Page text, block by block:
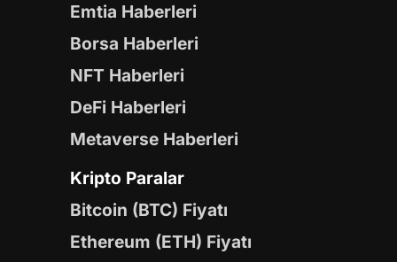
Emtia Haberleri
Borsa Haberleri
NFT Haberleri
DeFi Haberleri
Metaverse Haberleri
Kripto Paralar
Bitcoin (BTC) Fiyatı
Ethereum (ETH) Fiyatı